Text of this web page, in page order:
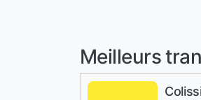
Meilleurs